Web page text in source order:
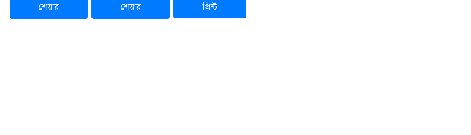
শেয়ার
শেয়ার প্রিন্ট